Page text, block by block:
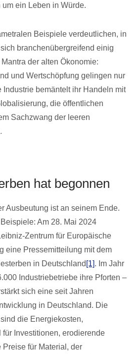
ein Leben in Würde.
Beispiele verdeutlichen, in
branchenübergreifend einig
der alten Ökonomie:
und Wertschöpfung gelingen nur
Industrie bemäntelt ihr Handeln mit
die öffentlichen
Sachzwang der leeren
hat begonnen
Ausbeutung ist an seinem Ende.
Am 28. Mai 2024
Zentrum für Europäische
eine Pressemitteilung mit dem
in Deutschland [1]. Im Jahr
Industriebetriebe ihre Pforten –
sich eine seit Jahren
in Deutschland. Die
die Energiekosten,
Investitionen, erodierende
Preise für Material, der